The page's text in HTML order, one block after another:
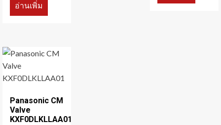
อ่านเพิ่ม
Panasonic CM
Valve
KXF0DLKLLAA01